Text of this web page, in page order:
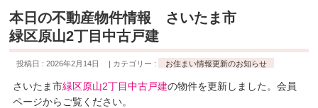
本日の不動産物件情報 さいたま市
緑区原山2丁目中古戸建
投稿日 : 2026年2月14日 カテゴリー : お住まい情報更新のお知らせ
さいたま市緑区原山2丁目中古戸建の物件を更新しました。会員
ページからご覧ください。